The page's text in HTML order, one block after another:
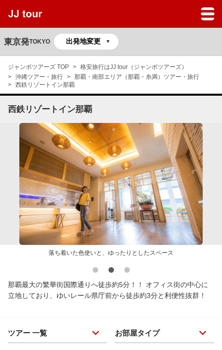
東京発TOKYO
JJツアーのサービスガイド
よくある質問
予約の確認
ジャンボツアーズ TOP
格安旅行はJJ tour（ジャンボツアーズ）
沖縄ツアー・旅行
那覇・南部エリア（那覇・糸満）ツアー・旅行
西鉄リゾートイン那覇
西鉄リゾートイン那覇
落ち着いた色使いと、ゆったりとしたスペース
那覇最大の繁華街国際通りへ徒歩約5分！！ オフィス街の中心に
立地しており、ゆいレール県庁前から徒歩約3分と利便性抜群！
ツアー 一覧 お部屋タイプ